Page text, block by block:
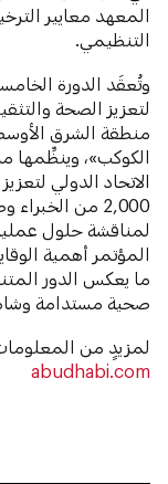
المعهد معايير
التنظيمي.
وتُعقَد الدورة
لتعزيز الصحة
منطقة الشرق
الكوكب»، وينظِّمها
الاتحاد الدولي
2,000 من
لمناقشة حلول عملية
المؤتمر أهمية
ما يعكس الدور
صحية مستدامة
لمزيدٍ من
abudhabi.com